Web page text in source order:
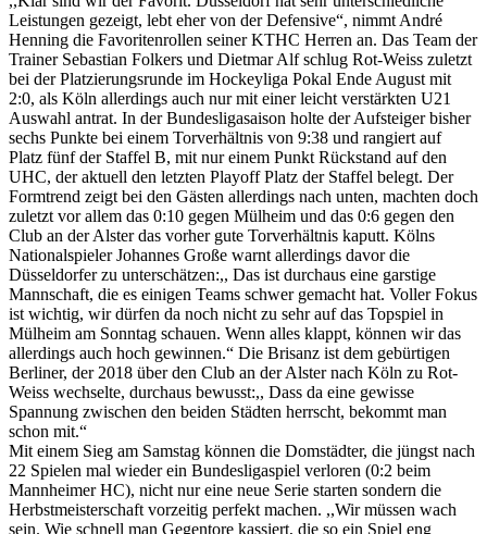
Leistungen gezeigt, lebt eher von der Defensive“, nimmt André
Henning die Favoritenrollen seiner KTHC Herren an. Das Team der
Trainer Sebastian Folkers und Dietmar Alf schlug Rot-Weiss zuletzt
bei der Platzierungsrunde im Hockeyliga Pokal Ende August mit
2:0, als Köln allerdings auch nur mit einer leicht verstärkten U21
Auswahl antrat. In der Bundesligasaison holte der Aufsteiger bisher
sechs Punkte bei einem Torverhältnis von 9:38 und rangiert auf
Platz fünf der Staffel B, mit nur einem Punkt Rückstand auf den
UHC, der aktuell den letzten Playoff Platz der Staffel belegt. Der
Formtrend zeigt bei den Gästen allerdings nach unten, machten doch
zuletzt vor allem das 0:10 gegen Mülheim und das 0:6 gegen den
Club an der Alster das vorher gute Torverhältnis kaputt. Kölns
Nationalspieler Johannes Große warnt allerdings davor die
Düsseldorfer zu unterschätzen:,, Das ist durchaus eine garstige
Mannschaft, die es einigen Teams schwer gemacht hat. Voller Fokus
ist wichtig, wir dürfen da noch nicht zu sehr auf das Topspiel in
Mülheim am Sonntag schauen. Wenn alles klappt, können wir das
allerdings auch hoch gewinnen.“ Die Brisanz ist dem gebürtigen
Berliner, der 2018 über den Club an der Alster nach Köln zu Rot-
Weiss wechselte, durchaus bewusst:,, Dass da eine gewisse
Spannung zwischen den beiden Städten herrscht, bekommt man
schon mit.“
Mit einem Sieg am Samstag können die Domstädter, die jüngst nach
22 Spielen mal wieder ein Bundesligaspiel verloren (0:2 beim
Mannheimer HC), nicht nur eine neue Serie starten sondern die
Herbstmeisterschaft vorzeitig perfekt machen. ,,Wir müssen wach
sein. Wie schnell man Gegentore kassiert, die so ein Spiel eng